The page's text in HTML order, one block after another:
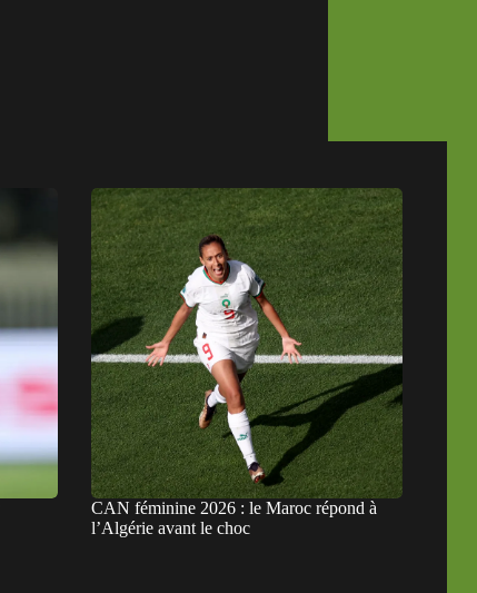
CAN féminine 2026 : le Maroc répond à
l’Algérie avant le choc